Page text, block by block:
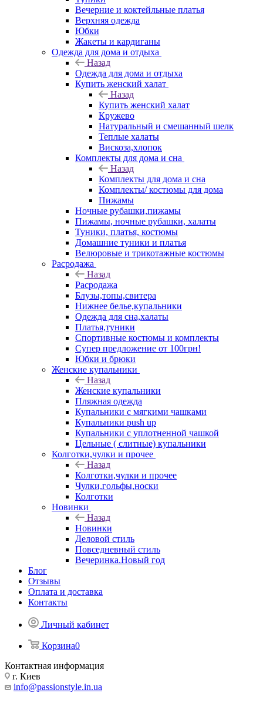
Вечерние и коктейльные платья
Верхняя одежда
Юбки
Жакеты и кардиганы
Одежда для дома и отдыха
Назад
Одежда для дома и отдыха
Купить женский халат
Назад
Купить женский халат
Кружево
Натуральный и смешанный шелк
Теплые халаты
Вискоза,хлопок
Комплекты для дома и сна
Назад
Комплекты для дома и сна
Комплекты/ костюмы для дома
Пижамы
Ночные рубашки,пижамы
Пижамы, ночные рубашки, халаты
Туники, платья, костюмы
Домашние туники и платья
Велюровые и трикотажные костюмы
Расродажа
Назад
Расродажа
Блузы,топы,свитера
Нижнее белье,купальники
Одежда для сна,халаты
Платья,туники
Спортивные костюмы и комплекты
Супер предложение от 100грн!
Юбки и брюки
Женские купальники
Назад
Женские купальники
Пляжная одежда
Купальники с мягкими чашками
Купальники push up
Купальники с уплотненной чашкой
Цельные ( слитные) купальники
Колготки,чулки и прочее
Назад
Колготки,чулки и прочее
Чулки,гольфы,носки
Колготки
Новинки
Назад
Новинки
Деловой стиль
Повседневный стиль
Вечеринка.Новый год
Блог
Отзывы
Оплата и доставка
Контакты
Личный кабинет
Корзина0
Контактная информация
г. Киев
info@passionstyle.in.ua